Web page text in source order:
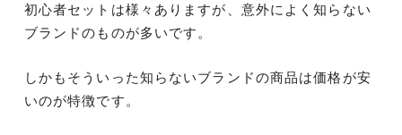
初心者セットは様々ありますが、意外によく知らない
ブランドのものが多いです。
しかもそういった知らないブランドの商品は価格が安
いのが特徴です。